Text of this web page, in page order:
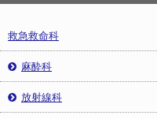
救急救命科
麻酔科
放射線科